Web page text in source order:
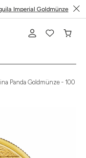
Imperial Goldmünze
Panda Goldmünze - 100